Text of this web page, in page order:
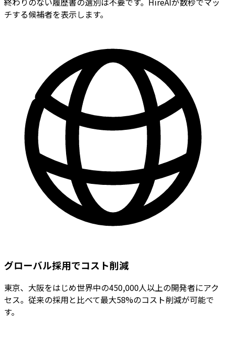
チする候補者を表示します。
グローバル採用でコスト削減
東京、大阪をはじめ世界中の450,000人以上の開発者にアク
セス。従来の採用と比べて最大58%のコスト削減が可能で
す。